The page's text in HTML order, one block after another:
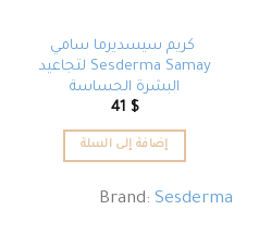
كريم سيسديرما سامي
Sesderma Samay لتجاعيد
البشرة الحساسة
41 $
إضافة إلى السلة
Brand:Sesderma